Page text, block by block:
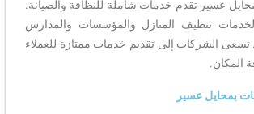
عسير تقدم خدمات شاملة للنظافة والصيانة.
تنظيف المنازل والمؤسسات والمدارس
تسعى الشركات إلى تقديم خدمات ممتازة للعملاء
المكان.
بمحايل عسير